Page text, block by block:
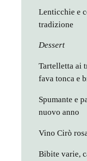
Lenticchie e
tradizione
Dessert
Tartelletta ai
fava tonca e
Spumante e
nuovo anno
Vino Cirò
Bibite varie,